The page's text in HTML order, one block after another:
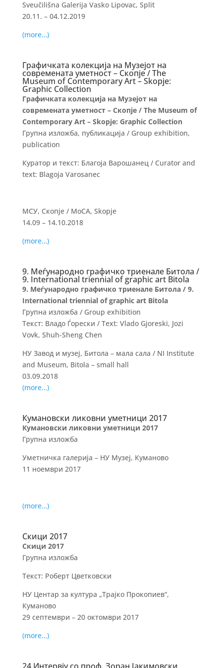
Sveučilišna Galerija Vasko Lipovac, Split
20.11. – 04.12.2019
(more…)
Графичката колекција на Музејот на
современата уметност – Скопје / The
Museum of Contemporary Art – Skopje:
Graphic Collection
Графичката колекција на Музејот на
современата уметност – Скопје / The Museum of
Contemporary Art – Skopje: Graphic Collection
Групна изложба, публикација / Group exhibition,
publication
Куратор и текст: Благоја Варошанец / Curator and
text: Blagoja Varosanec
МСУ, Скопје / MoCA, Skopje
14.09 – 14.10.2018
(more…)
9. Меѓународно графичко триенале Битола /
9. International triennial of graphic art Bitola
9. Меѓународно графичко триенале Битола / 9.
International triennial of graphic art Bitola
Групна изложба / Group exhibition
Текст: Владо Ѓорески / Text: Vlado Gjoreski, Jozi
Vovk, Shuh-Sheng Chen
НУ Завод и музеј, Битола – мала сала / NI Institute
and Museum, Bitola – small hall
03.09.2018
(more…)
Кумановски ликовни уметници 2017
Кумановски ликовни уметници 2017
Групна изложба
Уметничка галерија – НУ Музеј, Куманово
11 ноември 2017
(more…)
Скици 2017
Скици 2017
Групна изложба
Текст: Роберт Цветковски
НУ Центар за култура „Трајко Прокопиев“,
Куманово
29 септември – 20 октомври 2017
(more…)